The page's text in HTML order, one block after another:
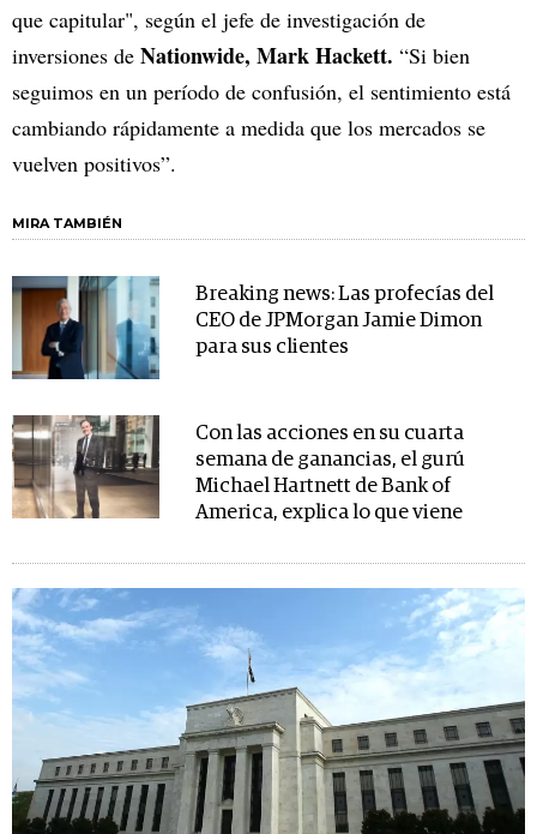
que capitular", según el jefe de investigación de
inversiones de Nationwide, Mark Hackett. “Si bien
seguimos en un período de confusión, el sentimiento está
cambiando rápidamente a medida que los mercados se
vuelven positivos”.
MIRA TAMBIÉN
Breaking news: Las profecías del
CEO de JPMorgan Jamie Dimon
para sus clientes
Con las acciones en su cuarta
semana de ganancias, el gurú
Michael Hartnett de Bank of
America, explica lo que viene